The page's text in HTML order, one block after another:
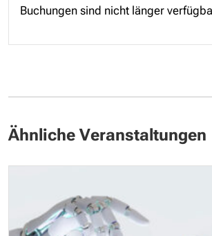
Buchungen sind nicht länger
Ähnliche Veranstaltungen